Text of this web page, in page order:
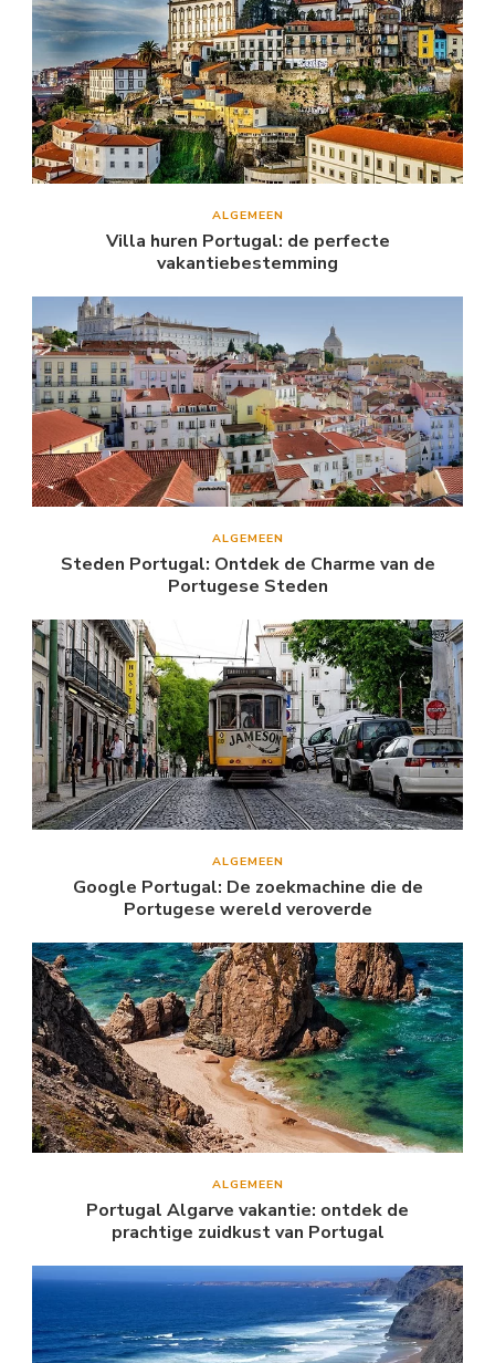
ALGEMEEN
Villa huren Portugal: de perfecte
vakantiebestemming
ALGEMEEN
Steden Portugal: Ontdek de Charme van de
Portugese Steden
ALGEMEEN
Google Portugal: De zoekmachine die de
Portugese wereld veroverde
ALGEMEEN
Portugal Algarve vakantie: ontdek de
prachtige zuidkust van Portugal